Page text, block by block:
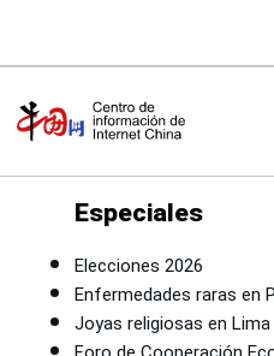
Especiales
Elecciones 2026
Enfermedades raras en
Joyas religiosas en Lima